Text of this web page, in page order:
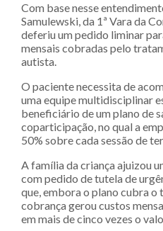
Com base nesse
Samulewski, da 1ª Vara da
deferiu um pedido liminar
mensais cobradas pelo
autista.
O paciente necessita de
uma equipe multidisciplinar
beneficiário de um plano de
coparticipação, no qual a
50% sobre cada sessão de
A família da criança ajuizou
com pedido de tutela de
que, embora o plano cubra
cobrança gerou custos
em mais de cinco vezes o